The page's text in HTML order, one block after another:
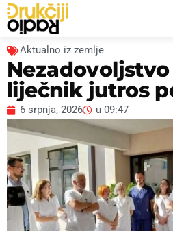
Aktualno iz zemlje
Nezadovoljstvo
liječnik jutros
6 srpnja, 2026 u 09:47